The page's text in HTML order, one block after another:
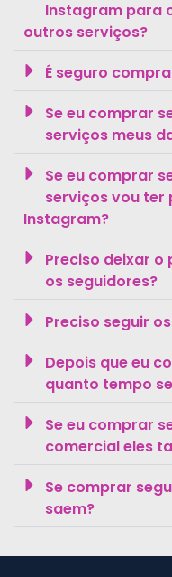
Instagram para
outros serviços?
É seguro
Se eu comprar
serviços meus
Se eu comprar
serviços vou ter
Instagram?
Preciso deixar
os seguidores?
Preciso seguir
Depois que eu
quanto tempo
Se eu comprar
comercial eles
Se comprar
saem?